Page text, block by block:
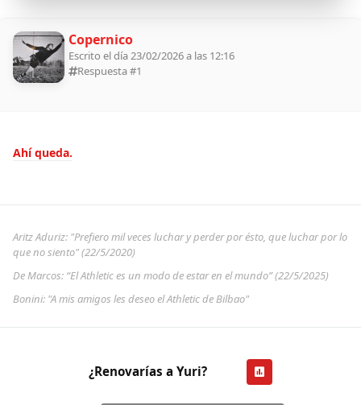
Copernico
Escrito el día 23/02/2026 a las 12:16
Respuesta #1
Ahí queda.
Aritz Aduriz: "Prefiero mil veces luchar y perder por ésto, que luchar por lo
que no siento" (22/5/2020)
De Marcos: “El Athletic es un modo de estar en el mundo” (22/5/2025)
Bonini: "A mis amigos les deseo el Athletic de Bilbao"
¿Renovarías a Yuri?